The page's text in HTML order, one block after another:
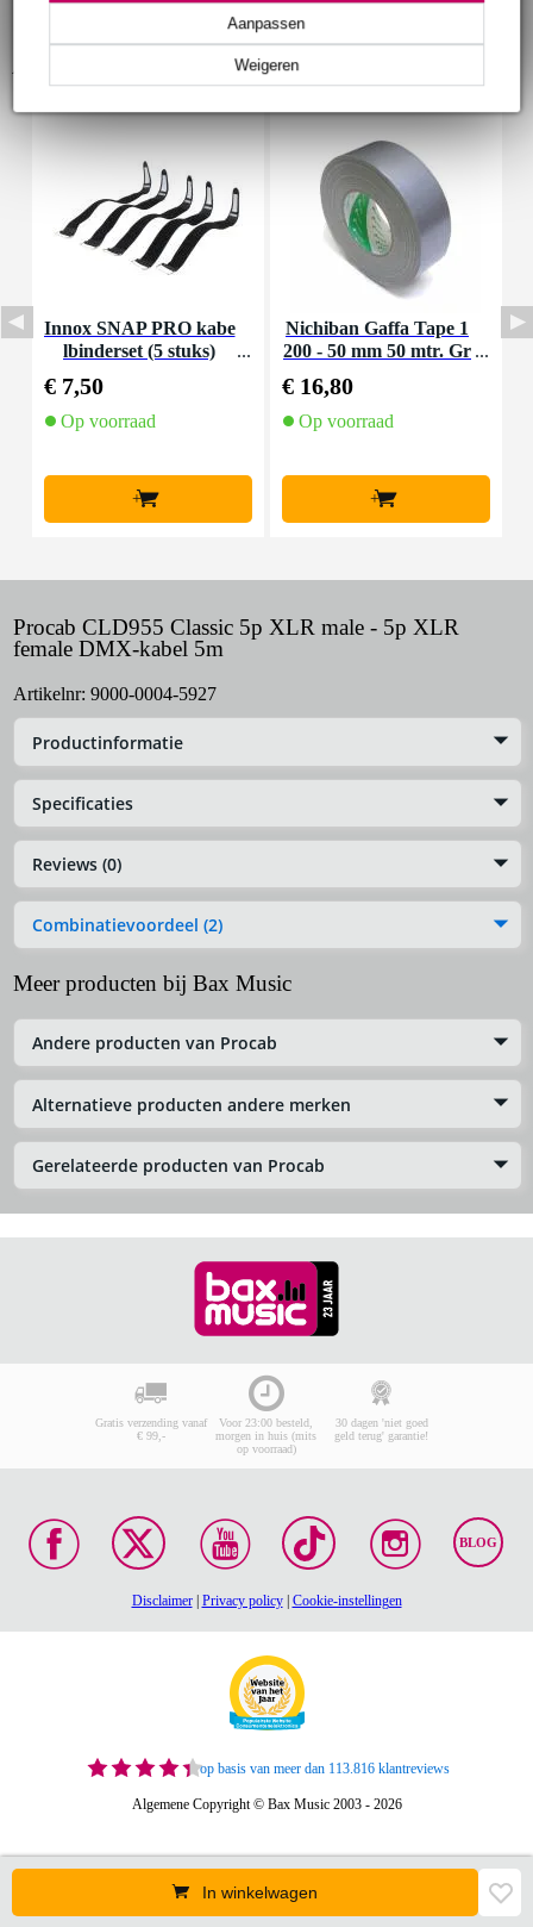
Weigeren
Aanpassen
Innox SNAP PRO kabe
lbinderset (5 stuks)
€ 7,50
Op voorraad
+
Nichiban Gaffa Tape 1
200 - 50 mm 50 mtr. Gr
€ 16,80
Op voorraad
+
Procab CLD955 Classic 5p XLR male - 5p XLR
female DMX-kabel 5m
Artikelnr: 9000-0004-5927
Productinformatie
Specificaties
Reviews (0)
Combinatievoordeel (2)
Meer producten bij Bax Music
Andere producten van Procab
Alternatieve producten andere merken
Gerelateerde producten van Procab
In winkelwagen
Gratis verzending vanaf
€ 99,-
Voor 23:00 besteld,
morgen in huis (mits
op voorraad)
30 dagen 'niet goed
geld terug' garantie!
BLOG
Disclaimer| Privacy policy| Cookie-instellingen
op basis van meer dan 113.816 klantreviews
Algemene Copyright © Bax Music 2003 - 2026